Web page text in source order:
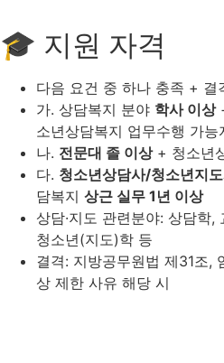
🎓 지원 자격
다음 요건 중 하나 충족 + 결
가. 상담복지 분야 학사 이상
소년상담복지 업무수행 가능
나. 전문대 졸 이상+ 청소년
다. 청소년상담사/청소년지
담복지 상근 실무 1년 이상
상담·지도 관련분야: 상담학
청소년(지도)학 등
결격: 지방공무원법 제31조,
상 제한 사유 해당 시